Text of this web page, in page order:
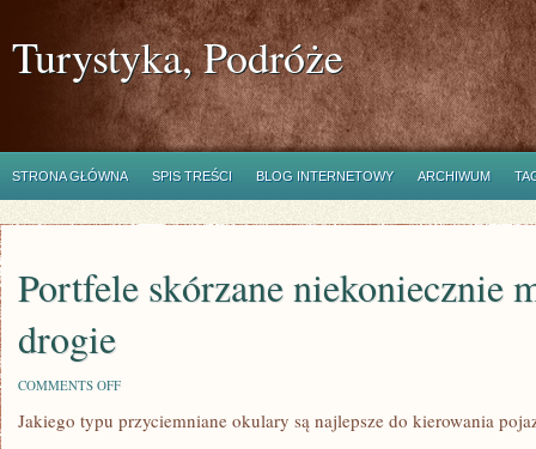
Turystyka, Podróże
STRONA GŁÓWNA SPIS TREŚCI BLOG INTERNETOWY ARCHIWUM
Portfele skórzane niekoniecznie
drogie
COMMENTS OFFON
SKÓRZANE
NIEKONIECZNIE
Jakiego typu przyciemniane okulary są najlepsze do kierowania